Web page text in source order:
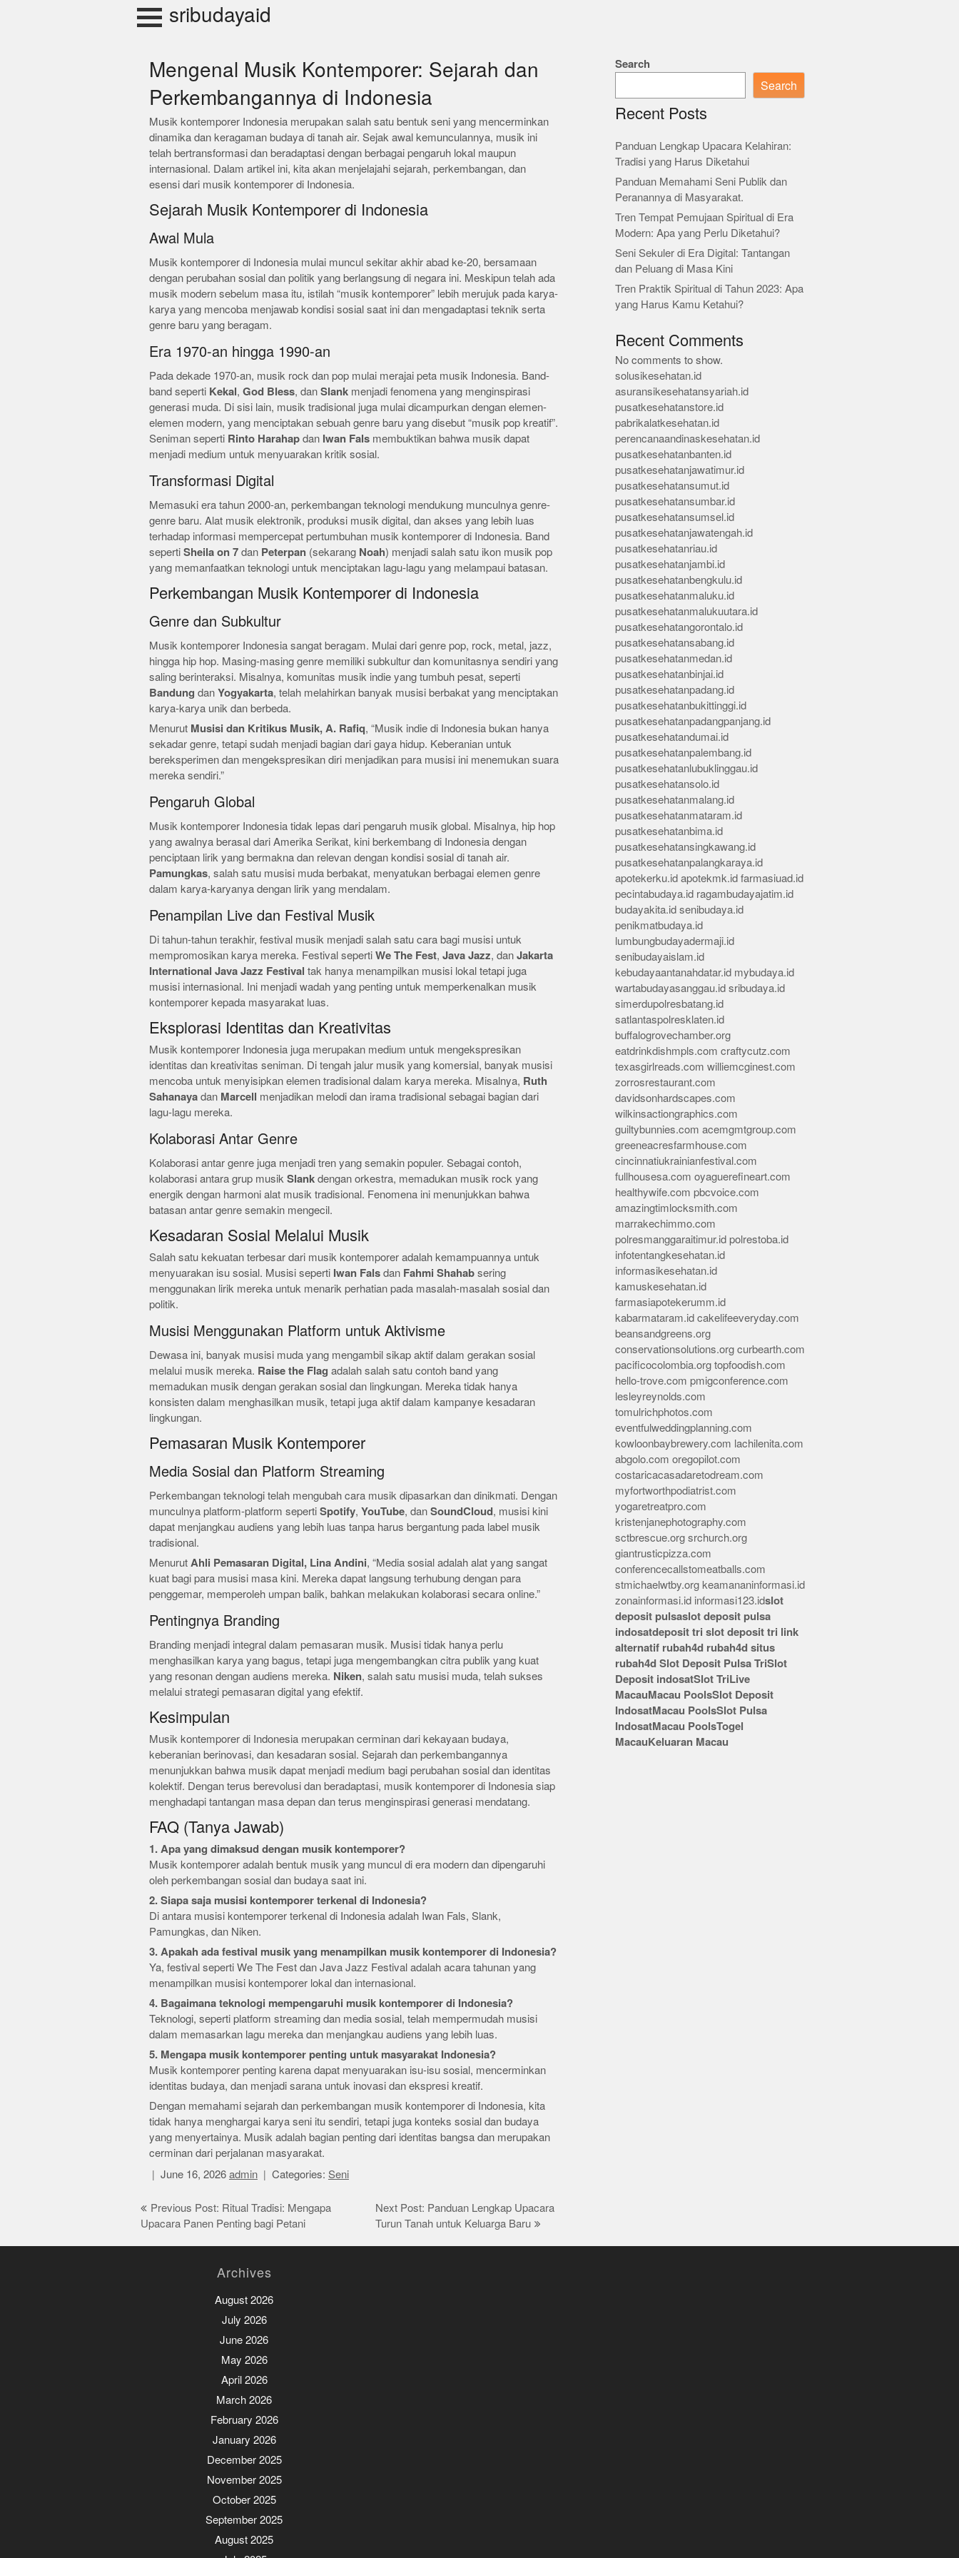
sribudayaid
Mengenal Musik Kontemporer: Sejarah dan
Perkembangannya di Indonesia
Musik kontemporer Indonesia merupakan salah satu bentuk seni yang mencerminkan
dinamika dan keragaman budaya di tanah air. Sejak awal kemunculannya, musik ini
telah bertransformasi dan beradaptasi dengan berbagai pengaruh lokal maupun
internasional. Dalam artikel ini, kita akan menjelajahi sejarah, perkembangan, dan
esensi dari musik kontemporer di Indonesia.
Sejarah Musik Kontemporer di Indonesia
Awal Mula
Musik kontemporer di Indonesia mulai muncul sekitar akhir abad ke-20, bersamaan
dengan perubahan sosial dan politik yang berlangsung di negara ini. Meskipun telah ada
musik modern sebelum masa itu, istilah “musik kontemporer” lebih merujuk pada karya-
karya yang mencoba menjawab kondisi sosial saat ini dan mengadaptasi teknik serta
genre baru yang beragam.
Era 1970-an hingga 1990-an
Pada dekade 1970-an, musik rock dan pop mulai merajai peta musik Indonesia. Band-
band seperti Kekal, God Bless, dan Slankmenjadi fenomena yang menginspirasi
generasi muda. Di sisi lain, musik tradisional juga mulai dicampurkan dengan elemen-
elemen modern, yang menciptakan sebuah genre baru yang disebut “musik pop kreatif”.
Seniman seperti Rinto Harahapdan Iwan Falsmembuktikan bahwa musik dapat
menjadi medium untuk menyuarakan kritik sosial.
Transformasi Digital
Memasuki era tahun 2000-an, perkembangan teknologi mendukung munculnya genre-
genre baru. Alat musik elektronik, produksi musik digital, dan akses yang lebih luas
terhadap informasi mempercepat pertumbuhan musik kontemporer di Indonesia. Band
seperti Sheila on 7dan Peterpan(sekarang Noah) menjadi salah satu ikon musik pop
yang memanfaatkan teknologi untuk menciptakan lagu-lagu yang melampaui batasan.
Perkembangan Musik Kontemporer di Indonesia
Genre dan Subkultur
Musik kontemporer Indonesia sangat beragam. Mulai dari genre pop, rock, metal, jazz,
hingga hip hop. Masing-masing genre memiliki subkultur dan komunitasnya sendiri yang
saling berinteraksi. Misalnya, komunitas musik indie yang tumbuh pesat, seperti
Bandung dan Yogyakarta, telah melahirkan banyak musisi berbakat yang menciptakan
karya-karya unik dan berbeda.
Menurut Musisi dan Kritikus Musik, A. Rafiq, “Musik indie di Indonesia bukan hanya
sekadar genre, tetapi sudah menjadi bagian dari gaya hidup. Keberanian untuk
bereksperimen dan mengekspresikan diri menjadikan para musisi ini menemukan suara
mereka sendiri.”
Pengaruh Global
Musik kontemporer Indonesia tidak lepas dari pengaruh musik global. Misalnya, hip hop
yang awalnya berasal dari Amerika Serikat, kini berkembang di Indonesia dengan
penciptaan lirik yang bermakna dan relevan dengan kondisi sosial di tanah air.
Pamungkas, salah satu musisi muda berbakat, menyatukan berbagai elemen genre
dalam karya-karyanya dengan lirik yang mendalam.
Penampilan Live dan Festival Musik
Di tahun-tahun terakhir, festival musik menjadi salah satu cara bagi musisi untuk
mempromosikan karya mereka. Festival seperti We The Fest, Java Jazz, dan Jakarta
International Java Jazz Festival tak hanya menampilkan musisi lokal tetapi juga
musisi internasional. Ini menjadi wadah yang penting untuk memperkenalkan musik
kontemporer kepada masyarakat luas.
Eksplorasi Identitas dan Kreativitas
Musik kontemporer Indonesia juga merupakan medium untuk mengekspresikan
identitas dan kreativitas seniman. Di tengah jalur musik yang komersial, banyak musisi
mencoba untuk menyisipkan elemen tradisional dalam karya mereka. Misalnya, Ruth
Sahanayadan Marcell menjadikan melodi dan irama tradisional sebagai bagian dari
lagu-lagu mereka.
Kolaborasi Antar Genre
Kolaborasi antar genre juga menjadi tren yang semakin populer. Sebagai contoh,
kolaborasi antara grup musik Slankdengan orkestra, memadukan musik rock yang
energik dengan harmoni alat musik tradisional. Fenomena ini menunjukkan bahwa
batasan antar genre semakin mengecil.
Kesadaran Sosial Melalui Musik
Salah satu kekuatan terbesar dari musik kontemporer adalah kemampuannya untuk
menyuarakan isu sosial. Musisi seperti Iwan Falsdan Fahmi Shahabsering
menggunakan lirik mereka untuk menarik perhatian pada masalah-masalah sosial dan
politik.
Musisi Menggunakan Platform untuk Aktivisme
Dewasa ini, banyak musisi muda yang mengambil sikap aktif dalam gerakan sosial
melalui musik mereka. Raise the Flag adalah salah satu contoh band yang
memadukan musik dengan gerakan sosial dan lingkungan. Mereka tidak hanya
konsisten dalam menghasilkan musik, tetapi juga aktif dalam kampanye kesadaran
lingkungan.
Pemasaran Musik Kontemporer
Media Sosial dan Platform Streaming
Perkembangan teknologi telah mengubah cara musik dipasarkan dan dinikmati. Dengan
munculnya platform-platform seperti Spotify, YouTube, dan SoundCloud, musisi kini
dapat menjangkau audiens yang lebih luas tanpa harus bergantung pada label musik
tradisional.
Menurut Ahli Pemasaran Digital, Lina Andini, “Media sosial adalah alat yang sangat
kuat bagi para musisi masa kini. Mereka dapat langsung terhubung dengan para
penggemar, memperoleh umpan balik, bahkan melakukan kolaborasi secara online.”
Pentingnya Branding
Branding menjadi integral dalam pemasaran musik. Musisi tidak hanya perlu
menghasilkan karya yang bagus, tetapi juga mengembangkan citra publik yang kuat
yang resonan dengan audiens mereka. Niken, salah satu musisi muda, telah sukses
melalui strategi pemasaran digital yang efektif.
Kesimpulan
Musik kontemporer di Indonesia merupakan cerminan dari kekayaan budaya,
keberanian berinovasi, dan kesadaran sosial. Sejarah dan perkembangannya
menunjukkan bahwa musik dapat menjadi medium bagi perubahan sosial dan identitas
kolektif. Dengan terus berevolusi dan beradaptasi, musik kontemporer di Indonesia siap
menghadapi tantangan masa depan dan terus menginspirasi generasi mendatang.
FAQ (Tanya Jawab)
1. Apa yang dimaksud dengan musik kontemporer?
Musik kontemporer adalah bentuk musik yang muncul di era modern dan dipengaruhi
oleh perkembangan sosial dan budaya saat ini.
2. Siapa saja musisi kontemporer terkenal di Indonesia?
Di antara musisi kontemporer terkenal di Indonesia adalah Iwan Fals, Slank,
Pamungkas, dan Niken.
3. Apakah ada festival musik yang menampilkan musik kontemporer di Indonesia?
Ya, festival seperti We The Fest dan Java Jazz Festival adalah acara tahunan yang
menampilkan musisi kontemporer lokal dan internasional.
4. Bagaimana teknologi mempengaruhi musik kontemporer di Indonesia?
Teknologi, seperti platform streaming dan media sosial, telah mempermudah musisi
dalam memasarkan lagu mereka dan menjangkau audiens yang lebih luas.
5. Mengapa musik kontemporer penting untuk masyarakat Indonesia?
Musik kontemporer penting karena dapat menyuarakan isu-isu sosial, mencerminkan
identitas budaya, dan menjadi sarana untuk inovasi dan ekspresi kreatif.
Dengan memahami sejarah dan perkembangan musik kontemporer di Indonesia, kita
tidak hanya menghargai karya seni itu sendiri, tetapi juga konteks sosial dan budaya
yang menyertainya. Musik adalah bagian penting dari identitas bangsa dan merupakan
cerminan dari perjalanan masyarakat.
June 16, 2026 admin Categories: Seni
Post
navigation
Previous Post: Ritual Tradisi: Mengapa
Upacara Panen Penting bagi Petani
Next Post: Panduan Lengkap Upacara
Turun Tanah untuk Keluarga Baru
Search
Search
Recent Posts
Panduan Lengkap Upacara Kelahiran:
Tradisi yang Harus Diketahui
Panduan Memahami Seni Publik dan
Peranannya di Masyarakat.
Tren Tempat Pemujaan Spiritual di Era
Modern: Apa yang Perlu Diketahui?
Seni Sekuler di Era Digital: Tantangan
dan Peluang di Masa Kini
Tren Praktik Spiritual di Tahun 2023: Apa
yang Harus Kamu Ketahui?
Recent Comments
No comments to show.
solusikesehatan.id
asuransikesehatansyariah.id
pusatkesehatanstore.id
pabrikalatkesehatan.id
perencanaandinaskesehatan.id
pusatkesehatanbanten.id
pusatkesehatanjawatimur.id
pusatkesehatansumut.id
pusatkesehatansumbar.id
pusatkesehatansumsel.id
pusatkesehatanjawatengah.id
pusatkesehatanriau.id
pusatkesehatanjambi.id
pusatkesehatanbengkulu.id
pusatkesehatanmaluku.id
pusatkesehatanmalukuutara.id
pusatkesehatangorontalo.id
pusatkesehatansabang.id
pusatkesehatanmedan.id
pusatkesehatanbinjai.id
pusatkesehatanpadang.id
pusatkesehatanbukittinggi.id
pusatkesehatanpadangpanjang.id
pusatkesehatandumai.id
pusatkesehatanpalembang.id
pusatkesehatanlubuklinggau.id
pusatkesehatansolo.id
pusatkesehatanmalang.id
pusatkesehatanmataram.id
pusatkesehatanbima.id
pusatkesehatansingkawang.id
pusatkesehatanpalangkaraya.id
apotekerku.id apotekmk.id farmasiuad.id
pecintabudaya.id ragambudayajatim.id
budayakita.id senibudaya.id
penikmatbudaya.id
lumbungbudayadermaji.id
senibudayaislam.id
kebudayaantanahdatar.id mybudaya.id
wartabudayasanggau.id sribudaya.id
simerdupolresbatang.id
satlantaspolresklaten.id
buffalogrovechamber.org
eatdrinkdishmpls.com craftycutz.com
texasgirlreads.com williemcginest.com
zorrosrestaurant.com
davidsonhardscapes.com
wilkinsactiongraphics.com
guiltybunnies.com acemgmtgroup.com
greeneacresfarmhouse.com
cincinnatiukrainianfestival.com
fullhousesa.com oyaguerefineart.com
healthywife.com pbcvoice.com
amazingtimlocksmith.com
marrakechimmo.com
polresmanggaraitimur.id polrestoba.id
infotentangkesehatan.id
informasikesehatan.id
kamuskesehatan.id
farmasiapotekerumm.id
kabarmataram.id cakelifeeveryday.com
beansandgreens.org
conservationsolutions.org curbearth.com
pacificocolombia.org topfoodish.com
hello-trove.com pmigconference.com
lesleyreynolds.com
tomulrichphotos.com
eventfulweddingplanning.com
kowloonbaybrewery.com lachilenita.com
abgolo.com oregopilot.com
costaricacasadaretodream.com
myfortworthpodiatrist.com
yogaretreatpro.com
kristenjanephotography.com
sctbrescue.org srchurch.org
giantrusticpizza.com
conferencecallstomeatballs.com
stmichaelwtby.org keamananinformasi.id
zonainformasi.id informasi123.idslot
deposit pulsaslot deposit pulsa
indosatdeposit tri slot deposit tri link
alternatif rubah4d rubah4d situs
rubah4d Slot Deposit Pulsa TriSlot
Deposit indosatSlot TriLive
MacauMacau PoolsSlot Deposit
IndosatMacau PoolsSlot Pulsa
IndosatMacau PoolsTogel
MacauKeluaran Macau
Archives
August 2026
July 2026
June 2026
May 2026
April 2026
March 2026
February 2026
January 2026
December 2025
November 2025
October 2025
September 2025
August 2025